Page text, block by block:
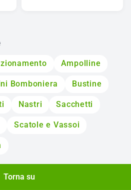
Ampolline
Bomboniera Bustine
Nastri Sacchetti
Scatole e Vassoi
Torna su